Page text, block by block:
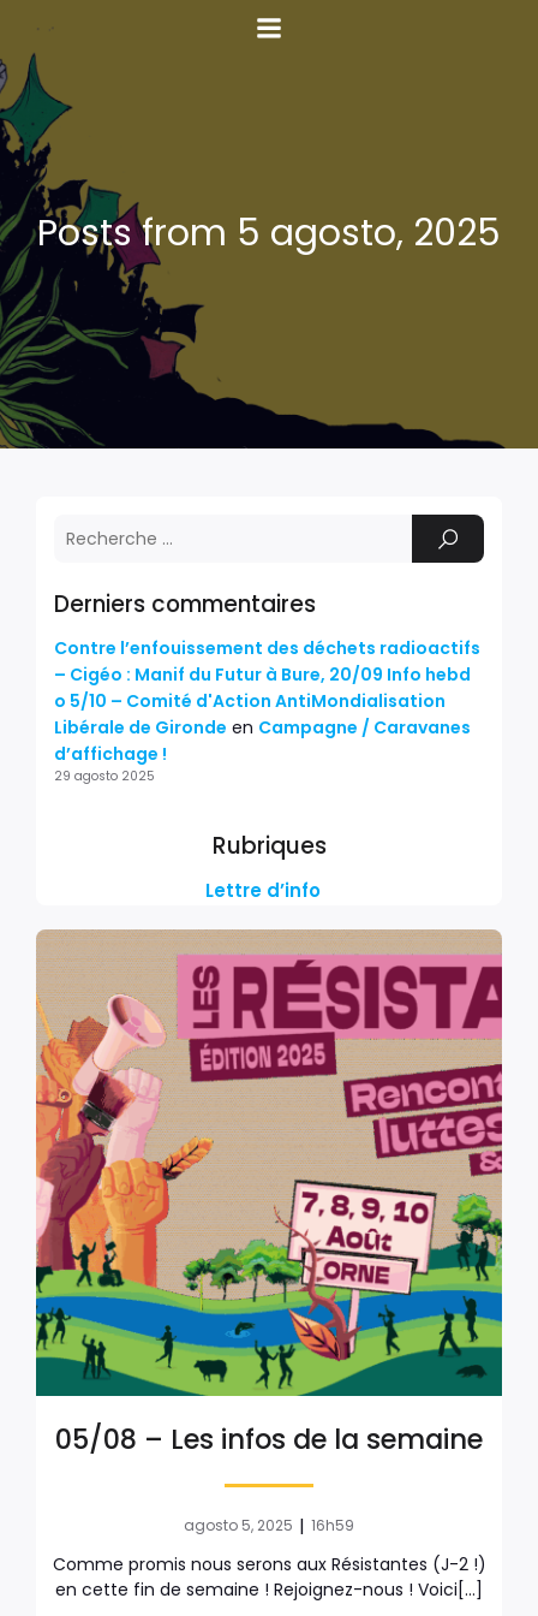
Posts from 5 agosto, 2025
Derniers commentaires
Contre l’enfouissement des déchets radioactifs
– Cigéo : Manif du Futur à Bure, 20/09 Info hebd
o 5/10 – Comité d'Action AntiMondialisation
Libérale de Gironde en Campagne / Caravanes
d’affichage !
29 agosto 2025
Rubriques
Lettre d’info
05/08 – Les infos de la semaine
agosto 5, 2025 | 16h59
Comme promis nous serons aux Résistantes (J-2 !)
en cette fin de semaine ! Rejoignez-nous ! Voici[…]